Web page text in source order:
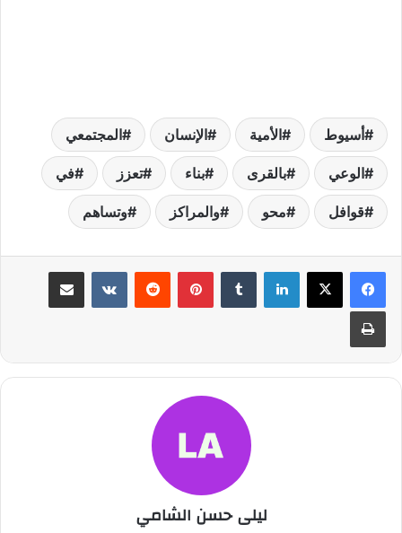
أسيوط الأمية الإنسان المجتمعي
الوعي بالقرى بناء تعزز في
قوافل محو والمراكز وتساهم
لينكدإن بينتيريست مشاركة عبر البريد
طباعة
ليلى حسن الشامي